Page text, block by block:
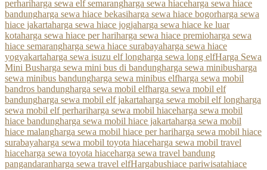
perhariharga sewa elf semarangharga sewa hiaceharga sewa hiace
bandungharga sewa hiace bekasiharga sewa hiace bogorharga sewa
hiace jakartaharga sewa hiace jogjaharga sewa hiace ke luar
kotaharga sewa hiace per hariharga sewa hiace premioharga sewa
hiace semarangharga sewa hiace surabayaharga sewa hiace
yogyakartaharga sewa isuzu elf longharga sewa long elfHarga Sewa
Mini Busharga sewa mini bus di bandungharga sewa minibusharga
sewa minibus bandungharga sewa minibus elfharga sewa mobil
bandros bandungharga sewa mobil elfharga sewa mobil elf
bandungharga sewa mobil elf jakartaharga sewa mobil elf longharga
sewa mobil elf perhariharga sewa mobil hiaceharga sewa mobil
hiace bandungharga sewa mobil hiace jakartaharga sewa mobil
hiace malangharga sewa mobil hiace per hariharga sewa mobil hiace
surabayaharga sewa mobil toyota hiaceharga sewa mobil travel
hiaceharga sewa toyota hiaceharga sewa travel bandung
pangandaranharga sewa travel elfHargabushiace pariwisatahiace